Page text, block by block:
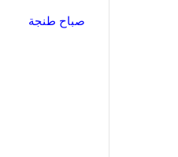
صباح طنجة